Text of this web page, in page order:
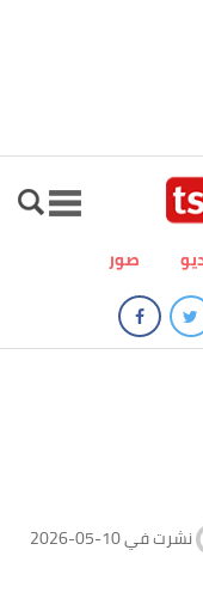
صور
2026-05-10 نشرت في